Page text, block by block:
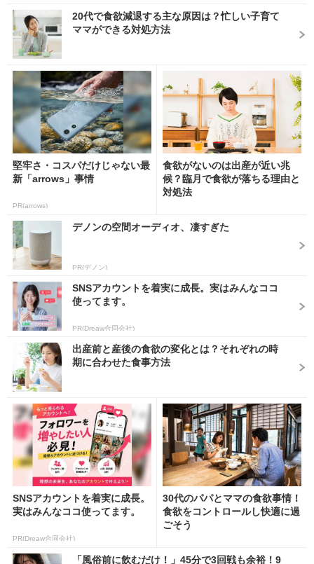
20代で食欲減退する主な原因は？忙しい子育て
ママができる対処方法
堅牢さ・コスパだけじゃない最
新「arrows」事情
PR(arrows)
食欲がないのは出産が近い兆
候？臨月で食欲が落ちる理由と
対処法
デノンの空間オーディオ、凄すぎた
PR(デノン)
SNSアカウントを着実に成長。実はみんなココ
使ってます。
PR(Dreaw合同会社)
出産前と産後の食欲の変化とは？それぞれの時
期に合わせた食事方法
SNSアカウントを着実に成長。
実はみんなココ使ってます。
PR(Dreaw合同会社)
30代のパパとママの食欲事情！
食欲をコントロールし快適に過
ごそう
「風俗前に飲むだけ！」45分で3回戦も余裕！9